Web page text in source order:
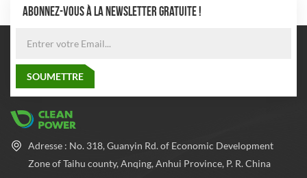
ABONNEZ-VOUS À LA NEWSLETTER GRATUITE !
Adresse : No. 318, Guanyin Rd. of Economic Development
Zone of Taihu county, Anqing, Anhui Province, P. R. China